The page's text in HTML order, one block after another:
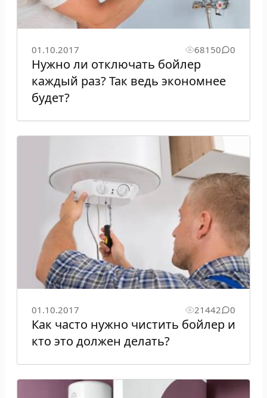
01.10.2017 68150 0
Нужно ли отключать бойлер
каждый раз? Так ведь экономнее
будет?
01.10.2017 21442 0
Как часто нужно чистить бойлер и
кто это должен делать?